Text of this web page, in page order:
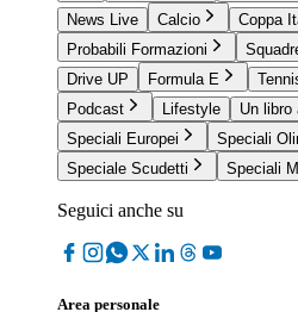
News Live
Calcio Coppa
Probabili Formazioni
Drive UP
Formula E
Podcast
Lifestyle
Un libro
Speciali Europei
Speciali
Speciale Scudetti
Speciali
Seguici anche su
Area personale